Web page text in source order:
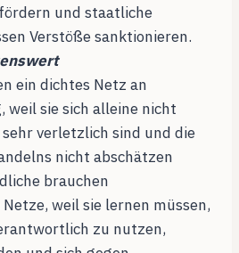
und staatliche
Verstöße sanktionieren.
ein dichtes Netz an
sie sich alleine nicht
verletzlich sind und die
nicht abschätzen
brauchen
weil sie lernen müssen,
zu nutzen,